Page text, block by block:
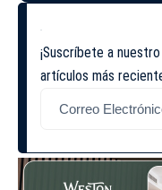
¡Suscríbete a
artículos más